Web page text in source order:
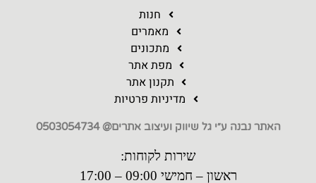
חנות
מאמרים
מתכונים
מפת אתר
תקנון אתר
מדיניות פרטיות
האתר נבנה ע״י גל שיווק ועיצוב אתרים@ 0503054734
שירות לקוחות:
ראשון – חמישי 09:00 – 17:00